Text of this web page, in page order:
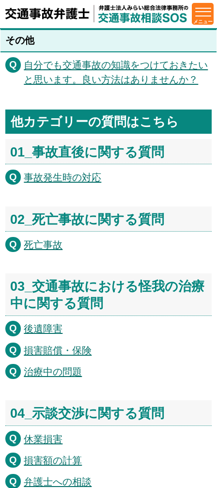
その他
自分でも交通事故の知識をつけておきたい
と思います。良い方法はありませんか？
他カテゴリーの質問はこちら
01_事故直後に関する質問
事故発生時の対応
02_死亡事故に関する質問
死亡事故
03_交通事故における怪我の治療
中に関する質問
後遺障害
損害賠償・保険
治療中の問題
04_示談交渉に関する質問
休業損害
損害額の計算
弁護士への相談